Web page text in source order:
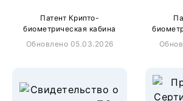
Патент Крипто-
биометрическая кабина
Обновлено 05.03.2026